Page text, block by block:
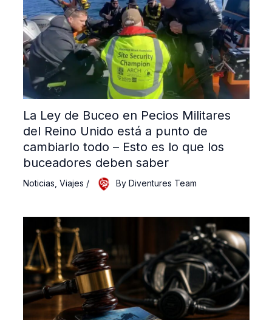
La Ley de Buceo en Pecios Militares
del Reino Unido está a punto de
cambiarlo todo – Esto es lo que los
buceadores deben saber
Noticias Viajes / By Diventures Team